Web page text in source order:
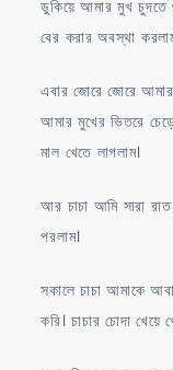
ডুকিয়ে আমার মুখ চুদতে
বের করার অবস্থা
এবার জোরে জোরে
আমার মুখের ভিতরে
মাল খেতে লাগলাম।
আর চাচা আমি সারা রাত
পরলাম।
সকালে চাচা আমাকে
করি। চাচার চোদা